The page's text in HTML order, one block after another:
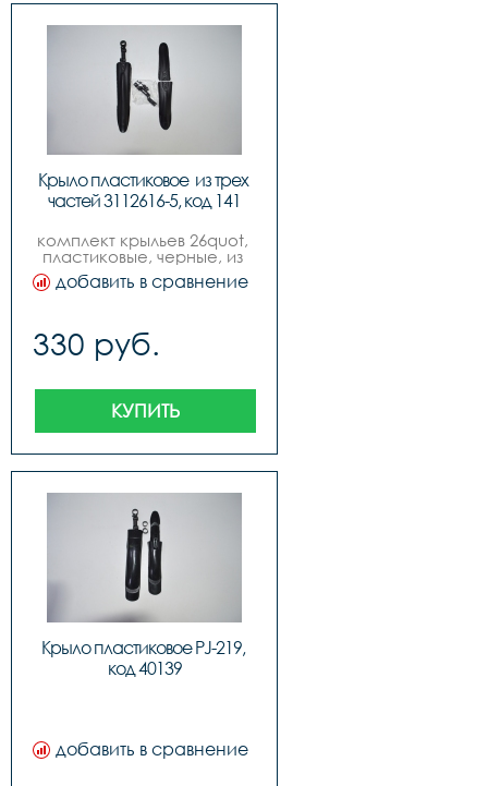
Крыло пластиковое  из трех
частей 3112616-5, код 141
комплект крыльев 26quot,
пластиковые, черные, из
добавить в сравнение
330 руб.
КУПИТЬ
Крыло пластиковое PJ-219,
код 40139
добавить в сравнение